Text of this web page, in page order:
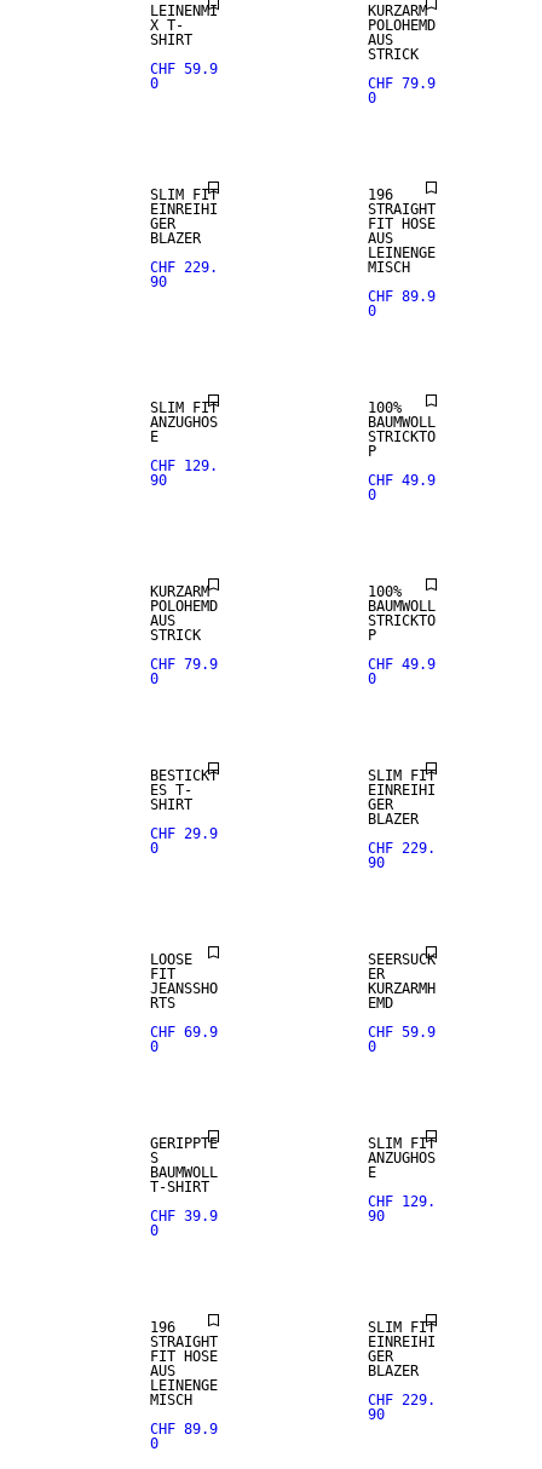
LEINENMI
X T-
SHIRT
CHF 59.9
0
KURZARM
POLOHEMD
AUS
STRICK
CHF 79.9
0
SLIM FIT
EINREIHI
GER
BLAZER
CHF 229.
90
196
STRAIGHT
FIT HOSE
AUS
LEINENGE
MISCH
CHF 89.9
0
SLIM FIT
ANZUGHOS
E
CHF 129.
90
100%
BAUMWOLL
STRICKTO
P
CHF 49.9
0
KURZARM
POLOHEMD
AUS
STRICK
CHF 79.9
0
100%
BAUMWOLL
STRICKTO
P
CHF 49.9
0
BESTICKT
ES T-
SHIRT
CHF 29.9
0
SLIM FIT
EINREIHI
GER
BLAZER
CHF 229.
90
LOOSE
FIT
JEANSSHO
RTS
CHF 69.9
0
SEERSUCK
ER
KURZARMH
EMD
CHF 59.9
0
GERIPPTE
S
BAUMWOLL
T-SHIRT
CHF 39.9
0
SLIM FIT
ANZUGHOS
E
CHF 129.
90
196
STRAIGHT
FIT HOSE
AUS
LEINENGE
MISCH
CHF 89.9
0
SLIM FIT
EINREIHI
GER
BLAZER
CHF 229.
90